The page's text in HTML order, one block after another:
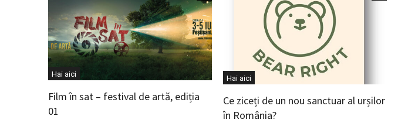
Hai aici
Film în sat – festival de artă, ediția
01
Hai aici
Ce ziceți de un nou sanctuar al urșilor
în România?